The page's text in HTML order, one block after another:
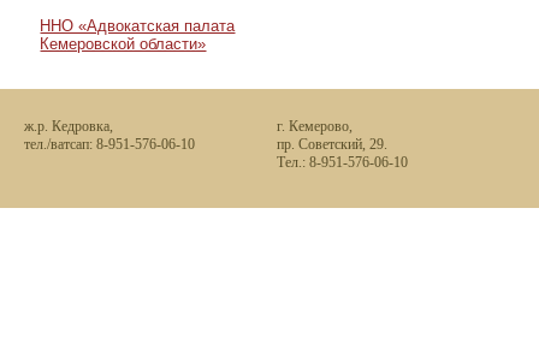
ННО «Адвокатская палата
Кемеровской области»
ж.р. Кедровка,
тел./ватсап: 8-951-576-06-10
г. Кемерово,
пр. Советский, 29.
Тел.: 8-951-576-06-10